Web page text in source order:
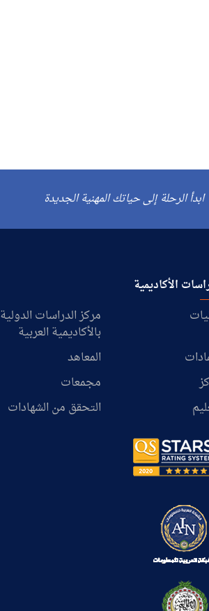
ابدأ الرحلة إلى حياتك المهنية الجديدة
الأكاديمية
مركز الدراسات الدولية
بالأكاديمية العربية
المعاهد
مجمعات
التحقق من الشهادات